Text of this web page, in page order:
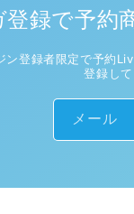
登録で予約
ン登録者限定で予約
登録し
メール